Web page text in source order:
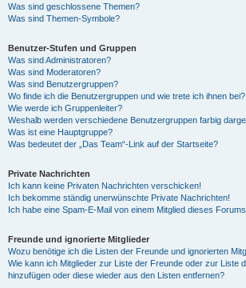
Was sind geschlossene Themen?
Was sind Themen-Symbole?
Benutzer-Stufen und Gruppen
Was sind Administratoren?
Was sind Moderatoren?
Was sind Benutzergruppen?
Wo finde ich die Benutzergruppen und wie trete ich ihnen bei?
Wie werde ich Gruppenleiter?
Weshalb werden verschiedene Benutzergruppen farbig
Was ist eine Hauptgruppe?
Was bedeutet der „Das Team“-Link auf der Startseite?
Private Nachrichten
Ich kann keine Privaten Nachrichten verschicken!
Ich bekomme ständig unerwünschte Private Nachrichten!
Ich habe eine Spam-E-Mail von einem Mitglied dieses
Freunde und ignorierte Mitglieder
Wozu benötige ich die Listen der Freunde und ignorierten
Wie kann ich Mitglieder zur Liste der Freunde oder zur Liste
hinzufügen oder diese wieder aus den Listen entfernen?